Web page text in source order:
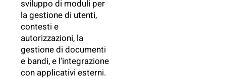
sviluppo di moduli per
la gestione di utenti,
contesti e
autorizzazioni, la
gestione di documenti
e bandi, e l'integrazione
con applicativi esterni.